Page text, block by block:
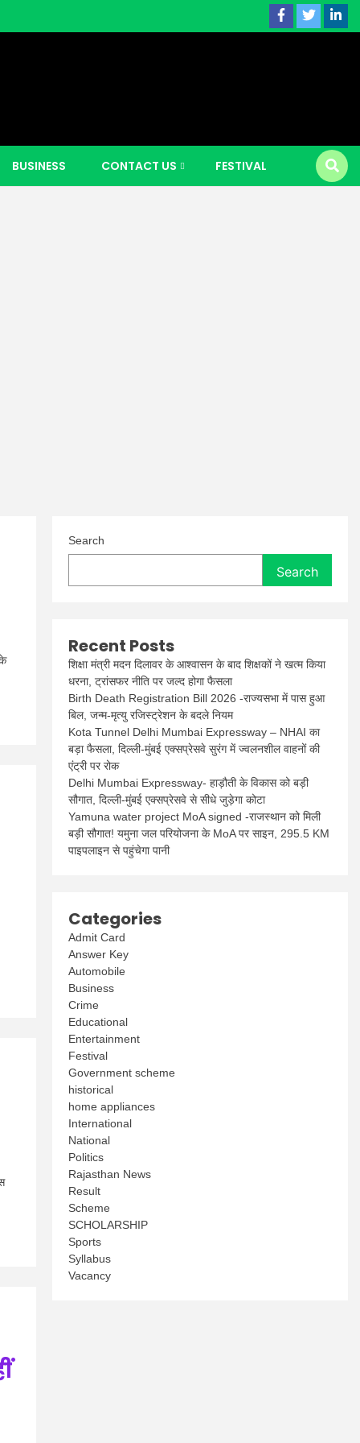
|
BUSINESS CONTACT US FESTIVAL
Search
Search
Recent Posts
शिक्षा मंत्री मदन दिलावर के आश्वासन के बाद शिक्षकों ने खत्म किया
धरना, ट्रांसफर नीति पर जल्द होगा फैसला
Birth Death Registration Bill 2026 -राज्यसभा में पास हुआ
बिल, जन्म-मृत्यु रजिस्ट्रेशन के बदले नियम
Kota Tunnel Delhi Mumbai Expressway – NHAI का
बड़ा फैसला, दिल्ली-मुंबई एक्सप्रेसवे सुरंग में ज्वलनशील वाहनों की
एंट्री पर रोक
Delhi Mumbai Expressway- हाड़ौती के विकास को बड़ी
सौगात, दिल्ली-मुंबई एक्सप्रेसवे से सीधे जुड़ेगा कोटा
Yamuna water project MoA signed -राजस्थान को मिली
बड़ी सौगात! यमुना जल परियोजना के MoA पर साइन, 295.5 KM
पाइपलाइन से पहुंचेगा पानी
Categories
Admit Card
Answer Key
Automobile
Business
Crime
Educational
Entertainment
Festival
Government scheme
historical
home appliances
International
National
Politics
Rajasthan News
Result
Scheme
SCHOLARSHIP
Sports
Syllabus
Vacancy